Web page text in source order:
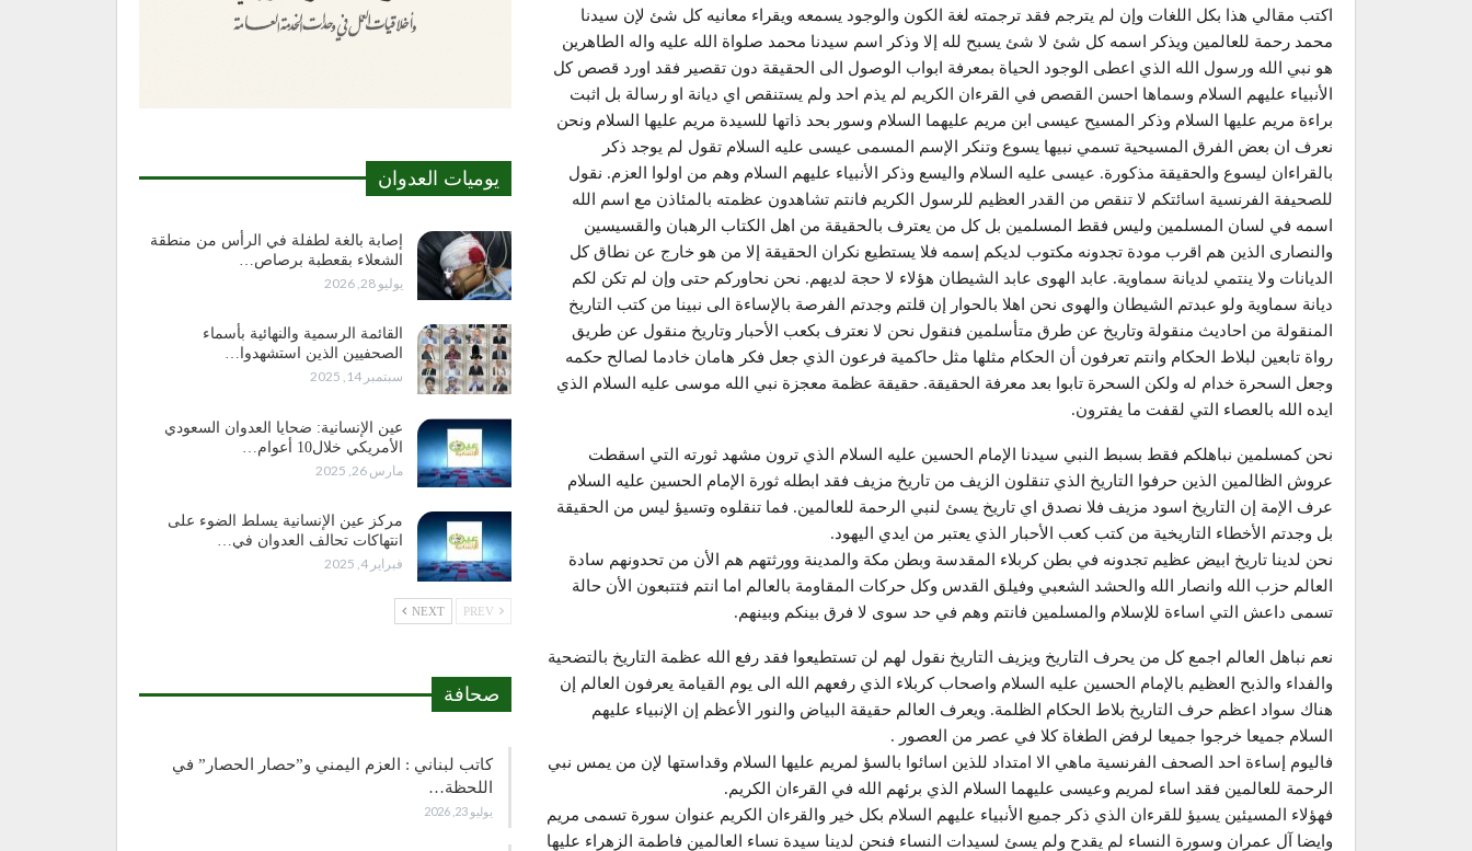
اكتب مقالي هذا بكل اللغات وإن لم يترجم فقد ترجمته لغة الكون والوجود يسمعه ويقراء معانيه كل شئ لإن سيدنا
محمد رحمة للعالمين ويذكر اسمه كل شئ لا شئ يسبح لله إلا وذكر اسم سيدنا محمد صلواة الله عليه واله الطاهرين
هو نبي الله ورسول الله الذي اعطى الوجود الحياة بمعرفة ابواب الوصول الى الحقيقة دون تقصير فقد اورد قصص كل
الأنبياء عليهم السلام وسماها احسن القصص في القرءان الكريم لم يذم احد ولم يستنقص اي ديانة او رسالة بل اثبت
براءة مريم عليها السلام وذكر المسيح عيسى ابن مريم عليهما السلام وسور بحد ذاتها للسيدة مريم عليها السلام ونحن
نعرف ان بعض الفرق المسيحية تسمي نبيها يسوع وتنكر الإسم المسمى عيسى عليه السلام تقول لم يوجد ذكر
بالقراءان ليسوع والحقيقة مذكورة. عيسى عليه السلام واليسع وذكر الأنبياء عليهم السلام وهم من اولوا العزم. نقول
للصحيفة الفرنسية اسائتكم لا تنقص من القدر العظيم للرسول الكريم فانتم تشاهدون عظمته بالمئاذن مع اسم الله
اسمه في لسان المسلمين وليس فقط المسلمين بل كل من يعترف بالحقيقة من اهل الكتاب الرهبان والقسيسين
والنصارى الذين هم اقرب مودة تجدونه مكتوب لديكم إسمه فلا يستطيع نكران الحقيقة إلا من هو خارج عن نطاق كل
الديانات ولا ينتمي لديانة سماوية. عابد الهوى عابد الشيطان هؤلاء لا حجة لديهم. نحن نحاوركم حتى وإن لم تكن لكم
ديانة سماوية ولو عبدتم الشيطان والهوى نحن اهلا بالحوار إن قلتم وجدتم الفرصة بالإساءة الى نبينا من كتب التاريخ
المنقولة من احاديث منقولة وتاريخ عن طرق متأسلمين فنقول نحن لا نعترف بكعب الأحبار وتاريخ منقول عن طريق
رواة تابعين لبلاط الحكام وانتم تعرفون أن الحكام مثلها مثل حاكمية فرعون الذي جعل فكر هامان خادما لصالح حكمه
وجعل السحرة خدام له ولكن السحرة تابوا بعد معرفة الحقيقة. حقيقة عظمة معجزة نبي الله موسى عليه السلام الذي
ايده الله بالعصاء التي لقفت ما يفترون.
نحن كمسلمين نباهلكم فقط بسبط النبي سيدنا الإمام الحسين عليه السلام الذي ترون مشهد ثورته التي اسقطت
عروش الظالمين الذين حرفوا التاريخ الذي تنقلون الزيف من تاريخ مزيف فقد ابطله ثورة الإمام الحسين عليه السلام
عرف الإمة إن التاريخ اسود مزيف فلا نصدق اي تاريخ يسئ لنبي الرحمة للعالمين. فما تنقلوه وتسيؤ ليس من الحقيقة
بل وجدتم الأخطاء التاريخية من كتب كعب الأحبار الذي يعتبر من ايدي اليهود.
نحن لدينا تاريخ ابيض عظيم تجدونه في بطن كربلاء المقدسة وبطن مكة والمدينة وورثتهم هم الأن من تحدونهم سادة
العالم حزب الله وانصار الله والحشد الشعبي وفيلق القدس وكل حركات المقاومة بالعالم اما انتم فتتبعون الأن حالة
تسمى داعش التي اساءة للإسلام والمسلمين فانتم وهم في حد سوى لا فرق بينكم وبينهم.
نعم نباهل العالم اجمع كل من يحرف التاريخ ويزيف التاريخ نقول لهم لن تستطيعوا فقد رفع الله عظمة التاريخ بالتضحية
والفداء والذبح العظيم بالإمام الحسين عليه السلام واصحاب كربلاء الذي رفعهم الله الى يوم القيامة يعرفون العالم إن
هناك سواد اعظم حرف التاريخ بلاط الحكام الظلمة. ويعرف العالم حقيقة البياض والنور الأعظم إن الإنبياء عليهم
السلام جميعا خرجوا جميعا لرفض الطغاة كلا في عصر من العصور .
فاليوم إساءة احد الصحف الفرنسية ماهي الا امتداد للذين اسائوا بالسؤ لمريم عليها السلام وقداستها لإن من يمس نبي
الرحمة للعالمين فقد اساء لمريم وعيسى عليهما السلام الذي برئهم الله في القرءان الكريم.
فهؤلاء المسيئين يسيؤ للقرءان الذي ذكر جميع الأنبياء عليهم السلام بكل خير والقرءان الكريم عنوان سورة تسمى مريم
وايضا آل عمران وسورة النساء لم يقدح ولم يسئ لسيدات النساء فنحن لدينا سيدة نساء العالمين فاطمة الزهراء عليها
يوميات العدوان
إصابة بالغة لطفلة في الرأس من منطقة
الشعلاء بقعطبة برصاص…
يوليو 28, 2026
القائمة الرسمية والنهائية بأسماء
الصحفيين الذين استشهدوا…
سبتمبر 14, 2025
عين الإنسانية: ضحايا العدوان السعودي
الأمريكي خلال10 أعوام…
مارس 26, 2025
مركز عين الإنسانية يسلط الضوء على
انتهاكات تحالف العدوان في…
فبراير 4, 2025
NEXT
صحافة
كاتب لبناني : العزم اليمني و”حصار الحصار” في
اللحظة…
يوليو 23, 2026